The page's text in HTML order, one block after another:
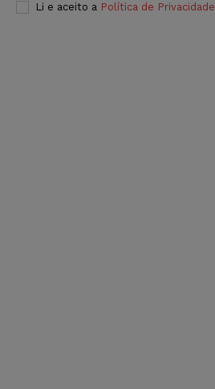
Li e aceito a Política de Privacidade